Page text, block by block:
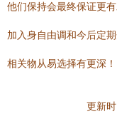
他们保持会最终保证更
加入身自由调和今后定
相关物从易选择有更深！
更新